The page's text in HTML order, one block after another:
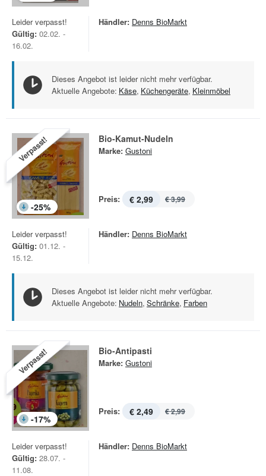
Leider verpasst!
Gültig: 02.02. -
16.02.
Händler: Denns BioMarkt
Dieses Angebot ist leider nicht mehr verfügbar.
Aktuelle Angebote: Käse, Küchengeräte, Kleinmöbel
Verpasst!
-25%
Bio-Kamut-Nudeln
Marke: Gustoni
Preis: € 2,99 € 3,99
Leider verpasst!
Gültig: 01.12. -
15.12.
Händler: Denns BioMarkt
Dieses Angebot ist leider nicht mehr verfügbar.
Aktuelle Angebote: Nudeln, Schränke, Farben
Verpasst!
-17%
Bio-Antipasti
Marke: Gustoni
Preis: € 2,49 € 2,99
Leider verpasst!
Gültig: 28.07. -
11.08.
Händler: Denns BioMarkt